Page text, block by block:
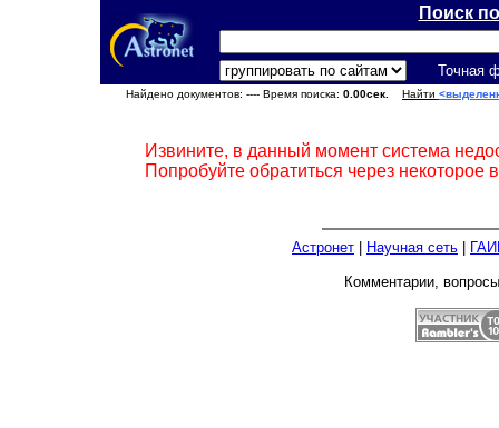
Поиск
Точная
Найдено документов: ---- Время поиска: 0.00сек. Найти
Извините, в данный момент система
Попробуйте обратиться через некоторое
Астронет Научная сеть
Комментарии,